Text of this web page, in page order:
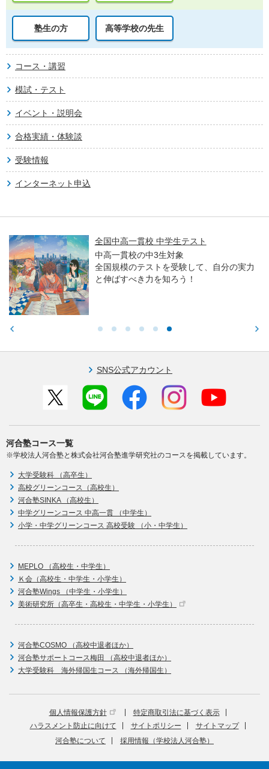
塾生の方 高等学校の先生
コース・講習
模試・テスト
イベント・説明会
合格実績・体験談
受験情報
インターネット申込
全国中高一貫校 中学生テスト
中高一貫校の中3生対象
全国規模のテストを受験して、自分の実力
と伸ばすべき力を知ろう！
SNS公式アカウント
河合塾コース一覧
※学校法人河合塾と株式会社河合塾進学研究社のコースを掲載しています。
大学受験科 （高卒生）
高校グリーンコース（高校生）
河合塾SINKA （高校生）
中学グリーンコース 中高一貫 （中学生）
小学・中学グリーンコース 高校受験 （小・中学生）
MEPLO （高校生・中学生）
Ｋ会（高校生・中学生・小学生）
河合塾Wings （中学生・小学生）
美術研究所（高卒生・高校生・中学生・小学生）
河合塾COSMO （高校中退者ほか）
河合塾サポートコース梅田 （高校中退者ほか）
大学受験科 海外帰国生コース （海外帰国生）
個人情報保護方針
特定商取引法に基づく表示
ハラスメント防止に向けて
サイトポリシー
サイトマップ
河合塾について
採用情報（学校法人河合塾）